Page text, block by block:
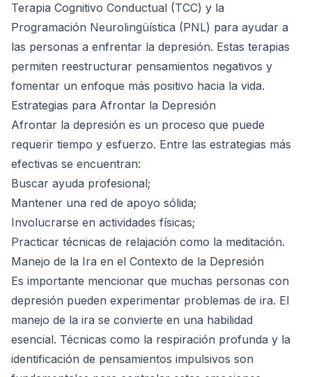
Terapia Cognitivo Conductual (TCC) y la
Programación Neurolingüística (PNL) para ayudar a
las personas a enfrentar la depresión. Estas terapias
permiten reestructurar pensamientos negativos y
fomentar un enfoque más positivo hacia la vida.
Estrategias para Afrontar la Depresión
Afrontar la depresión es un proceso que puede
requerir tiempo y esfuerzo. Entre las estrategias más
efectivas se encuentran:
Buscar ayuda profesional;
Mantener una red de apoyo sólida;
Involucrarse en actividades físicas;
Practicar técnicas de relajación como la meditación.
Manejo de la Ira en el Contexto de la Depresión
Es importante mencionar que muchas personas con
depresión pueden experimentar problemas de ira. El
manejo de la ira se convierte en una habilidad
esencial. Técnicas como la respiración profunda y la
identificación de pensamientos impulsivos son